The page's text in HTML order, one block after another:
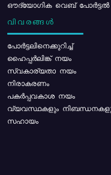
ഔദ്യോഗിക വെബ് പോർട്ടൽ
വിവരങ്ങൾ
പോര്‍ട്ടലിനെക്കുറിച്ച്
ഹൈപ്പർലിങ്ക് നയം
സ്വകാര്യതാ നയം
നിരാകരണം
പകർപ്പവകാശ നയം
വ്യവസ്ഥകളും
സഹായം